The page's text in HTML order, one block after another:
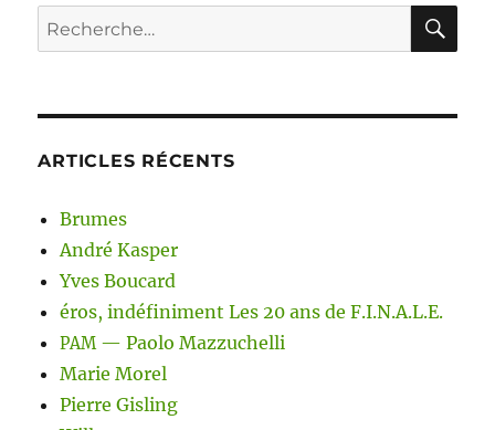
Recherche
pour :
ARTICLES RÉCENTS
Brumes
André Kasper
Yves Boucard
éros, indéfiniment Les 20 ans de F.I.N.A.L.E.
PAM — Paolo Mazzuchelli
Marie Morel
Pierre Gisling